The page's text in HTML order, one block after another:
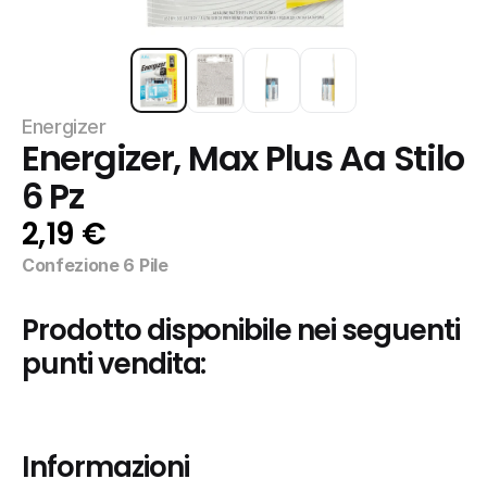
Energizer
Energizer, Max Plus Aa Stilo
6 Pz
2,19 €
Confezione 6 Pile
Prodotto disponibile nei seguenti
punti vendita:
Informazioni